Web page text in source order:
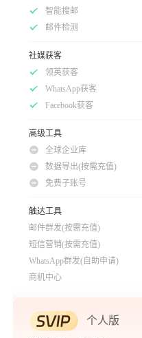
智能搜邮
邮件检测
社媒获客
领英获客
WhatsApp获客
Facebook获客
高级工具
全球企业库
数据导出(按需充值)
免费子账号
触达工具
邮件群发(按需充值)
短信营销(按需充值)
WhatsApp群发(自助申请)
商机中心
个人版